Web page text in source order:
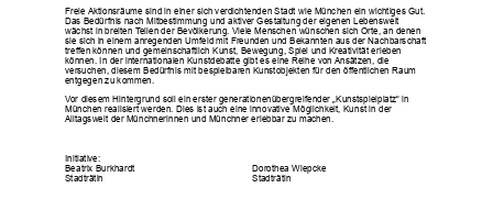
Freie Aktionsräume sind in einer sich verdichtenden Stadt wie München ein wichtiges Gut.
Das Bedürfnis nach Mitbestimmung und aktiver Gestaltung der eigenen Lebenswelt
wächst in breiten Teilen der Bevölkerung. Viele Menschen wünschen sich Orte, an denen
sie sich in einem anregenden Umfeld mit Freunden und Bekannten aus der Nachbarschaft
treffen können und gemeinschaftlich Kunst, Bewegung, Spiel und Kreativität erleben
können. In der internationalen Kunstdebatte gibt es eine Reihe von Ansätzen, die
versuchen, diesem Bedürfnis mit bespielbaren Kunstobjekten für den öffentlichen Raum
entgegen zu kommen.
Vor diesem Hintergrund soll ein erster generationenübergreifender „Kunstspielplatz“ in
München realisiert werden. Dies ist auch eine innovative Möglichkeit, Kunst in der
Alltagswelt der Münchnerinnen und Münchner erlebbar zu machen.
Initiative:
Beatrix Burkhardt
Dorothea Wiepcke
Stadträtin
Stadträtin